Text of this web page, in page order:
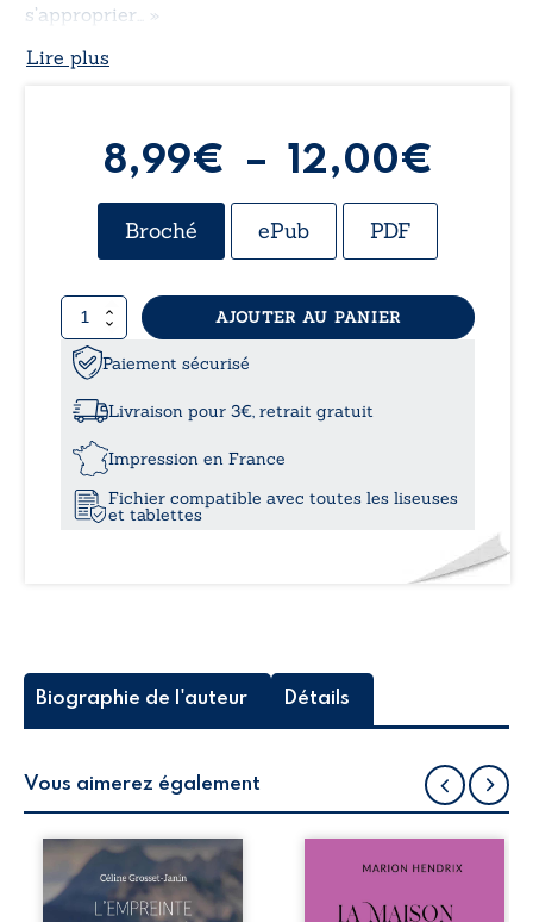
s’approprier… »
Lire plus
8,99€ – 12,00€
de
Broché ePub PDF
quantité
de
Ces
mots
qui
font
vivre
AJOUTER AU PANIER
Paiement sécurisé
Livraison pour 3€, retrait gratuit
Impression en France
Fichier compatible avec toutes les liseuses
et tablettes
Biographie de l'auteur Détails
Vous aimerez également
Que reste-t-il de
l’enfance lorsque
la maladie impose
Nous sommes en
après le décès du